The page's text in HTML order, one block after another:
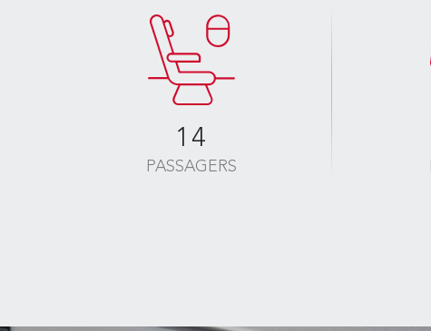
14
PASSAGERS